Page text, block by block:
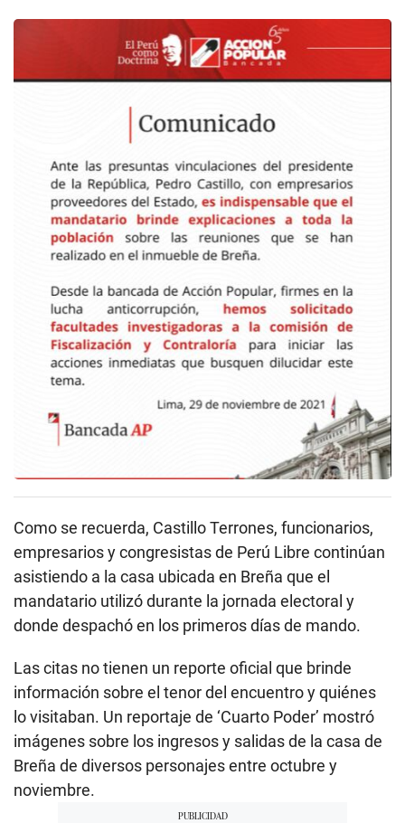
Como se recuerda, Castillo Terrones, funcionarios,
empresarios y congresistas de Perú Libre continúan
asistiendo a la casa ubicada en Breña que el
mandatario utilizó durante la jornada electoral y
donde despachó en los primeros días de mando.
Las citas no tienen un reporte oficial que brinde
información sobre el tenor del encuentro y quiénes
lo visitaban. Un reportaje de ‘Cuarto Poder’ mostró
imágenes sobre los ingresos y salidas de la casa de
Breña de diversos personajes entre octubre y
noviembre.